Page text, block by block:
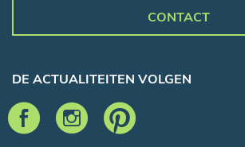
CONTACT
DE ACTUALITEITEN VOLGEN